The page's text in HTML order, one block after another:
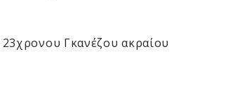
Γκανέζου ακραίου